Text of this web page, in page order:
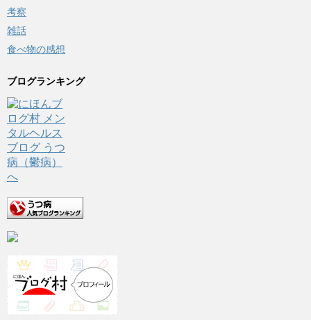
考察
雑話
食べ物の感想
ブログランキング